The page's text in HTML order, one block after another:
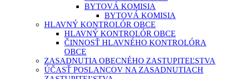
BYTOVÁ KOMISIA
BYTOVÁ KOMISIA
HLAVNÝ KONTROLÓR OBCE
HLAVNÝ KONTROLÓR OBCE
ČINNOSŤ HLAVNÉHO KONTROLÓRA
OBCE
ZASADNUTIA OBECNÉHO ZASTUPITEĽSTVA
ÚČASŤ POSLANCOV NA ZASADNUTIACH